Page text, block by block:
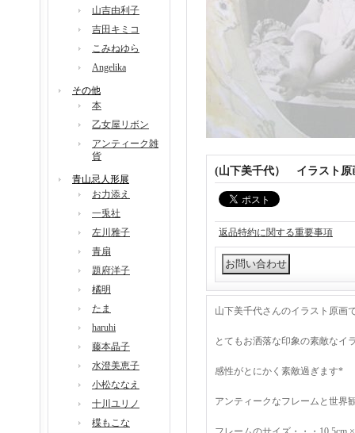
山吉由利子
吉田キミコ
こみねゆら
Angelika
その他
本
乙女屋リボン
アンティーク雑
貨
青山忌人形展
お力添え
一兎社
左川雅子
青扇
題府洋子
橘明
たま
haruhi
藤本晶子
水澄美恵子
小松ななえ
十川ユリノ
楪もこな
(山下美千代） イラスト原
返品特約に関する重要事項
山下美千代さんのイラスト原画
とてもお洒落な印象の素敵なイ
感性がとにかく素敵過ぎます*
アンティークなフレームと世界